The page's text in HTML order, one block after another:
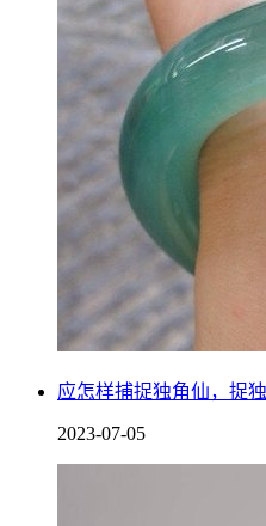
应怎样捕捉独角仙，捉
2023-07-05